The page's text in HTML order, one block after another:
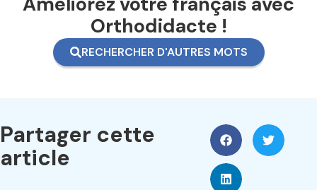
Orthodidacte !
RECHERCHER D'AUTRES MOTS
Partager cette
article